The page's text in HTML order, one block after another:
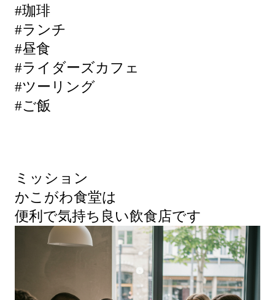
#珈琲
#ランチ
#昼食
#ライダーズカフェ
#ツーリング
#ご飯
ミッション
かこがわ食堂は
便利で気持ち良い飲食店です